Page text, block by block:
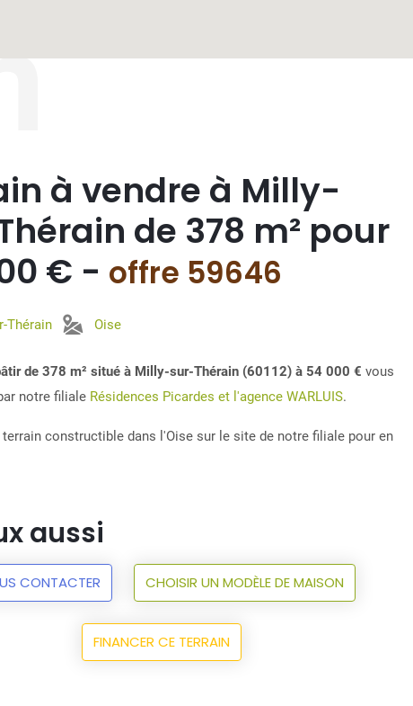
à vendre à Milly-
de 378 m² pour
€ - offre 59646
Thérain Oise
de 378 m² situé à Milly-sur-Thérain (60112) à 54 000 € vous
notre filiale Résidences Picardes et l'agence WARLUIS.
constructible dans l'Oise sur le site de notre filiale pour en
aussi
CONTACTER CHOISIR UN MODÈLE DE MAISON
FINANCER CE TERRAIN